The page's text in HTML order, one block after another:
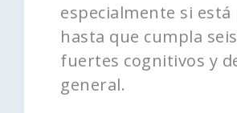
especialmente si
hasta que cumpla
fuertes cognitivos y
general.